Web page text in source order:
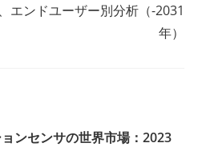
エンドユーザー別分析（-2031
年）
ンセンサの世界市場：2023